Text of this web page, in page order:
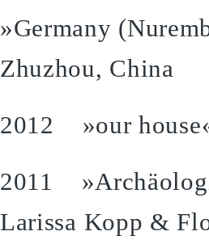
»Germany
Zhuzhou, China
2012 »our
2011
Larissa Kopp &